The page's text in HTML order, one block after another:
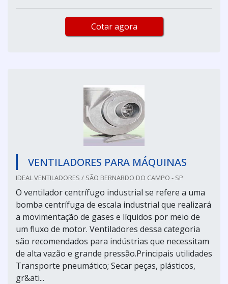
Cotar agora
VENTILADORES PARA MÁQUINAS
IDEAL VENTILADORES / SÃO BERNARDO DO CAMPO - SP
O ventilador centrífugo industrial se refere a uma
bomba centrífuga de escala industrial que realizará
a movimentação de gases e líquidos por meio de
um fluxo de motor. Ventiladores dessa categoria
são recomendados para indústrias que necessitam
de alta vazão e grande pressão.Principais utilidades
Transporte pneumático; Secar peças, plásticos,
gr&ati...